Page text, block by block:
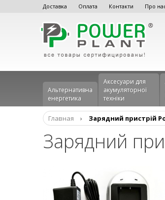
Доставка Оплата Контакти Про
Альтернативна
енергетика
Аксесуари для
акумуляторної
техніки
Главная › Зарядний пристрій
Зарядний